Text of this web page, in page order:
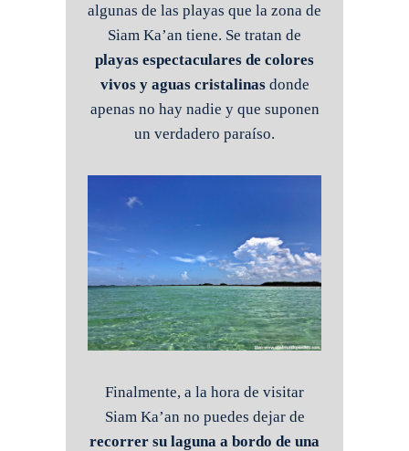
algunas de las playas que la zona de
Siam Ka’an tiene. Se tratan de
playas espectaculares de colores
vivos y aguas cristalinasdonde
apenas no hay nadie y que suponen
un verdadero paraíso.
Finalmente, a la hora de visitar
Siam Ka’an no puedes dejar de
recorrer su laguna a bordo de una